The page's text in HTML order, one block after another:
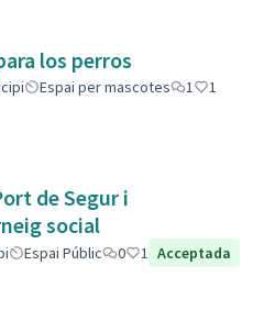
los perros
Espai per mascotes 1
1
de Segur i
social
Espai Públic 0 1 Acceptada